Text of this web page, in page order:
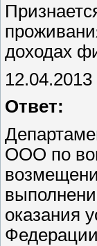
доходах
12.04.2013
Ответ:
ООО по
оказания